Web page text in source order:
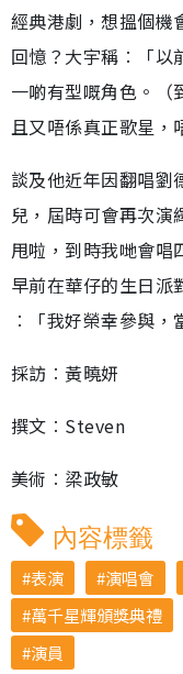
經典港劇，想搵個機
回憶？大宇稱︰「以
一啲有型嘅角色。（
且又唔係真正歌星，
談及他近年因翻唱劉
兒，屆時可會再次
甩啦，到時我哋會唱
早前在華仔的生日派
︰「我好榮幸參與，
採訪︰黃曉妍
撰文︰Steven
美術︰梁政敏
內容標籤
表演 演唱會
萬千星輝頒獎典禮
演員